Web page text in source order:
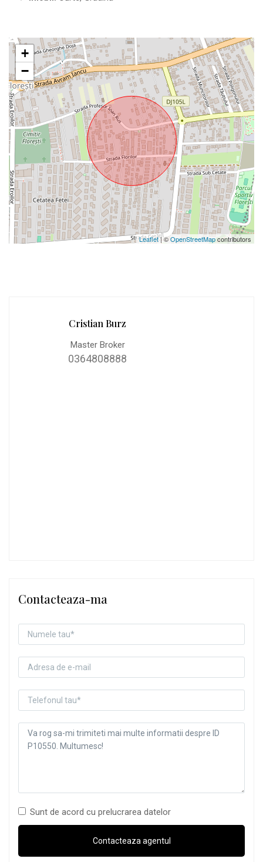
+
−
Leaflet| ©OpenStreetMapcontributors
Cristian Burz
Master Broker
0364808888
Contacteaza-ma
Sunt de acord cu prelucrarea datelor